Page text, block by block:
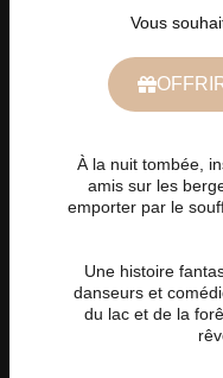
Vous
À la nuit tombée,
amis sur les
emporter par le
Une histoire
danseurs et
du lac et de la